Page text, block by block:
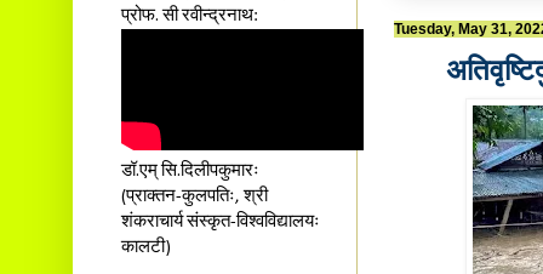
Tuesday, May 31,
प्रोफ. सी रवीन्द्रनाथ:
डॉ.एम् सि.दिलीपकुमारः
(प्राक्तन-कुलपतिः, श्री
शंकराचार्य संस्कृत-विश्वविद्यालयः
कालटी)